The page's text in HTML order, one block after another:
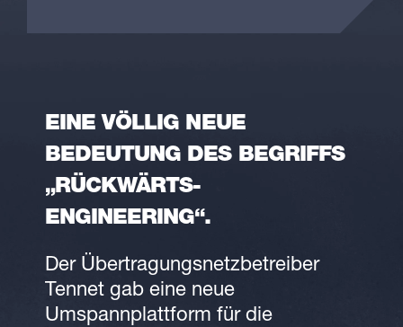
EINE VÖLLIG NEUE
BEDEUTUNG DES BEGRIFFS
„RÜCKWÄRTS-
ENGINEERING“.
Der Übertragungsnetzbetreiber
Tennet gab eine neue
Umspannplattform für die